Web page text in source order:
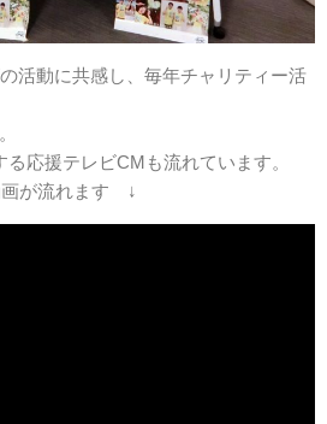
活動に共感し、毎年チャリティー活
応援テレビCMも流れています。
が流れます ↓